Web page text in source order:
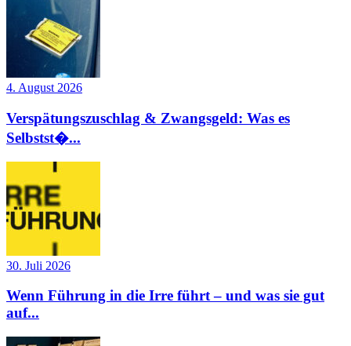
4. August 2026
Verspätungszuschlag & Zwangsgeld: Was es
Selbstst�...
30. Juli 2026
Wenn Führung in die Irre führt – und was sie gut
auf...